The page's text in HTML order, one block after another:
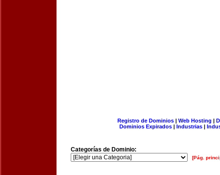
Registro de Dominios| Web Hosting |
Dominios Expirados | Industrias |
Categorías de Dominio:
[Pág.